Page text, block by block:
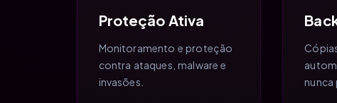
Proteção Ativa
Monitoramento e proteção
contra ataques, malware e
invasões.
nunca